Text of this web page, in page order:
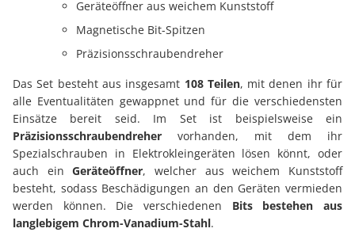
Geräteöffner aus weichem Kunststoff
Magnetische Bit-Spitzen
Präzisionsschraubendreher
Das Set besteht aus insgesamt 108 Teilen, mit denen ihr für
alle Eventualitäten gewappnet und für die verschiedensten
Einsätze bereit seid. Im Set ist beispielsweise ein
Präzisionsschraubendreher vorhanden, mit dem ihr
Spezialschrauben in Elektrokleingeräten lösen könnt, oder
auch einGeräteöffner, welcher aus weichem Kunststoff
besteht, sodass Beschädigungen an den Geräten vermieden
werden können. Die verschiedenen Bits bestehen aus
langlebigem Chrom-Vanadium-Stahl.